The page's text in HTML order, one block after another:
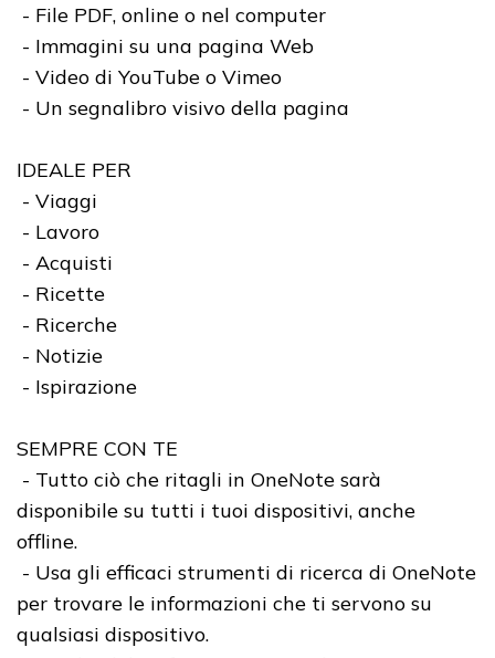
- File PDF, online o nel computer
- Immagini su una pagina Web
- Video di YouTube o Vimeo
- Un segnalibro visivo della pagina
IDEALE PER
- Viaggi
- Lavoro
- Acquisti
- Ricette
- Ricerche
- Notizie
- Ispirazione
SEMPRE CON TE
- Tutto ciò che ritagli in OneNote sarà
disponibile su tutti i tuoi dispositivi, anche
offline.
- Usa gli efficaci strumenti di ricerca di OneNote
per trovare le informazioni che ti servono su
qualsiasi dispositivo.